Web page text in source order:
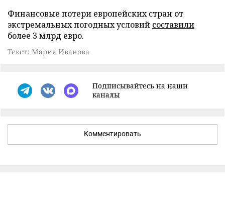
Финансовые потери европейских стран от
экстремальных погодных условий составили
более 3 млрд евро.
Текст: Мария Иванова
Подписывайтесь на наши
каналы
Комментировать